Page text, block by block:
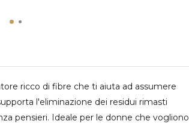
ricco di fibre che ti aiuta ad assumere
l'eliminazione dei residui rimasti
pensieri. Ideale per le donne che vogliono